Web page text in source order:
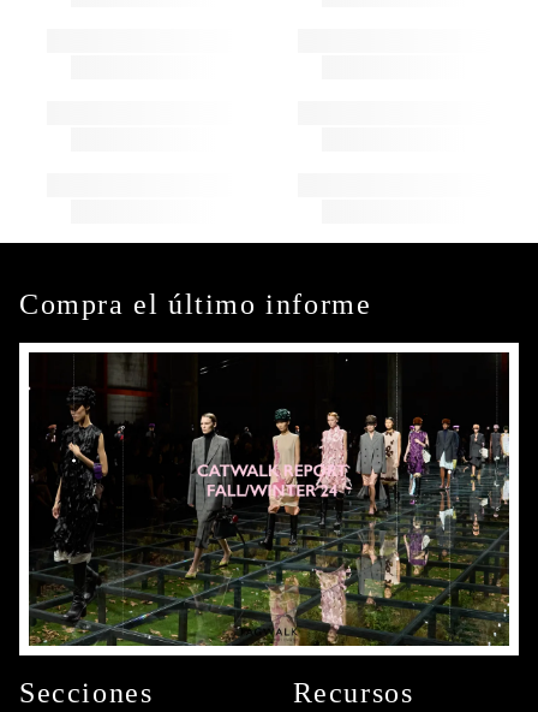
Compra el último informe
Secciones
Recursos